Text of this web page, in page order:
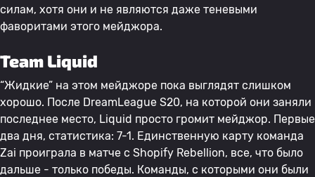
силам, хотя они и не являются даже теневыми
фаворитами этого мейджора.
Team Liquid
“Жидкие” на этом мейджоре пока выглядят слишком
хорошо. После DreamLeague S20, на которой они заняли
последнее место, Liquid просто громит мейджор. Первые
два дня, статистика: 7-1. Единственную карту команда
Zai проиграла в матче с Shopify Rebellion, все, что было
дальше - только победы. Команды, с которыми они были